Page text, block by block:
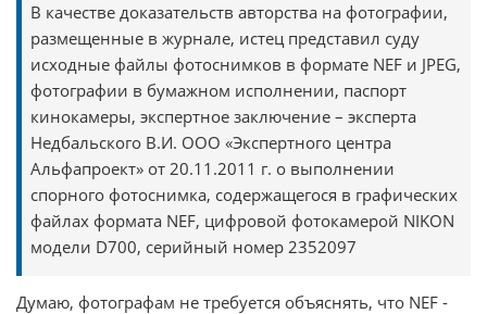
В качестве доказательств авторства на фотографии,
размещенные в журнале, истец представил суду
исходные файлы фотоснимков в формате NEF и JPEG,
фотографии в бумажном исполнении, паспорт
кинокамеры, экспертное заключение – эксперта
Недбальского В.И. ООО «Экспертного центра
Альфапроект» от 20.11.2011 г. о выполнении
спорного фотоснимка, содержащегося в графических
файлах формата NEF, цифровой фотокамерой NIKON
модели D700, серийный номер 2352097
Думаю, фотографам не требуется объяснять, что NEF -